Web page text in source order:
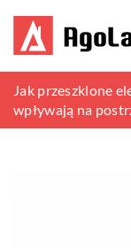
5 pomysłów na
Jak przeszklone
wpływają na
Pomysły na
balkonu